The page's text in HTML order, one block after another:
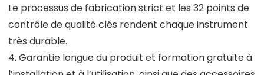
Le processus de fabrication strict et les 32 points de
contrôle de qualité clés rendent chaque instrument
très durable.
4. Garantie longue du produit et formation gratuite à